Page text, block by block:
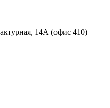
14А (офис 410)